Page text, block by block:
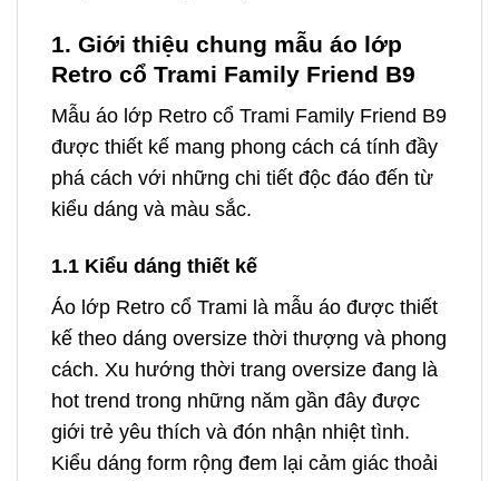
1. Giới thiệu chung mẫu áo lớp
Retro cổ Trami Family Friend B9
Mẫu áo lớp Retro cổ Trami Family Friend B9
được thiết kế mang phong cách cá tính đầy
phá cách với những chi tiết độc đáo đến từ
kiểu dáng và màu sắc.
1.1 Kiểu dáng thiết kế
Áo lớp Retro cổ Trami là mẫu áo được thiết
kế theo dáng oversize thời thượng và phong
cách. Xu hướng thời trang oversize đang là
hot trend trong những năm gần đây được
giới trẻ yêu thích và đón nhận nhiệt tình.
Kiểu dáng form rộng đem lại cảm giác thoải